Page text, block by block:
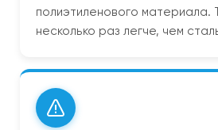
полиэтиленового материала.
несколько раз легче, чем